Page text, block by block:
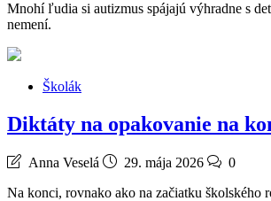
Mnohí ľudia si autizmus spájajú výhradne s
nemení.
Školák
Diktáty na opakovanie na
Anna Veselá 29. mája 2026
0
Na konci, rovnako ako na začiatku školského